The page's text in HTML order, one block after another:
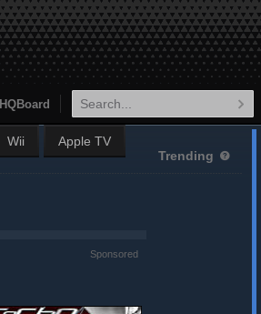
Wii Apple TV
HQBoard
Trending
Sponsored